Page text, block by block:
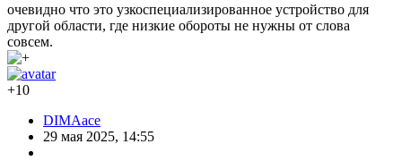
очевидно что это узкоспециализированное устройство для
другой области, где низкие обороты не нужны от слова
совсем.
+10
DIMAace
29 мая 2025, 14:55